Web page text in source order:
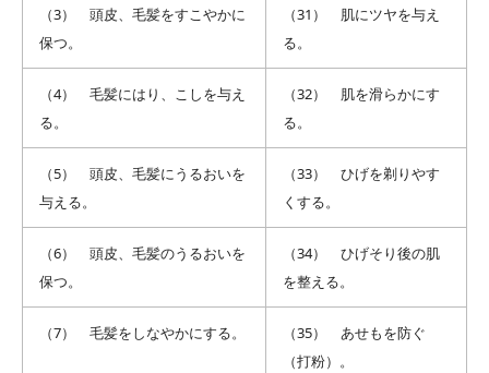
（3） 頭皮、毛髪をすこやかに
保つ。
（31） 肌にツヤを与え
る。
（4） 毛髪にはり、こしを与え
る。
（32） 肌を滑らかにす
る。
（5） 頭皮、毛髪にうるおいを
与える。
（33） ひげを剃りやす
くする。
（6） 頭皮、毛髪のうるおいを
保つ。
（34） ひげそり後の肌
を整える。
（7） 毛髪をしなやかにする。
（35） あせもを防ぐ
（打粉）。